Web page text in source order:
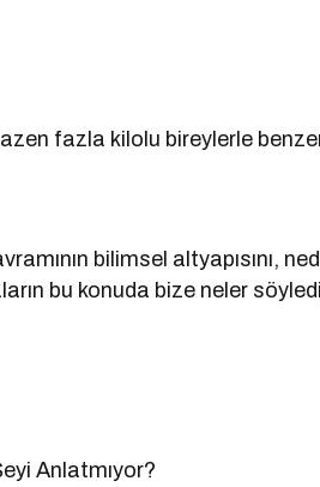
fazla kilolu bireylerle
bilimsel altyapısını,
bu konuda bize neler
Anlatmıyor?